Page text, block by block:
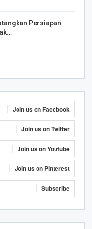
Persiapan
Join us on Facebook
Join us on Twitter
Join us on Youtube
Join us on Pinterest
Subscribe